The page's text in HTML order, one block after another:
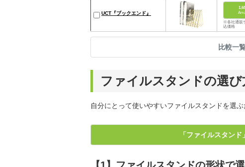
UCT『ブックエンド』
※各社通販
込価格
比較一
ファイルスタンドの選び
自分にとって使いやすいファイルスタンドを選
「ファイルスタン